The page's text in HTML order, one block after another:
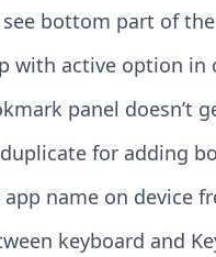
see bottom part of
with active option in
panel doesn’t
for adding
name on device
keyboard and